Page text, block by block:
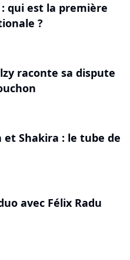
qui est la première
?
raconte sa dispute
et Shakira : le tube de
avec Félix Radu